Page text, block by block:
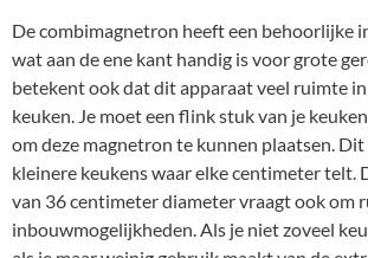
De combimagnetron heeft een behoorlijke
wat aan de ene kant handig is voor grote
betekent ook dat dit apparaat veel ruimte
keuken. Je moet een flink stuk van je
om deze magnetron te kunnen plaatsen.
kleinere keukens waar elke centimeter telt.
van 36 centimeter diameter vraagt ook om
inbouwmogelijkheden. Als je niet zoveel